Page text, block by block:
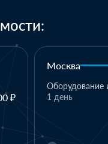
110 000 ₽